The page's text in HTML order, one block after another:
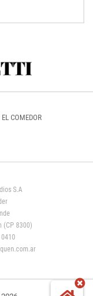
EL COMEDOR
S.A
(CP 8300)